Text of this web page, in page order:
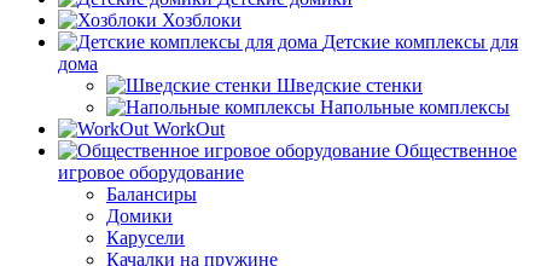
Хозблоки
Детские комплексы для
дома
Шведские стенки
Напольные комплексы
WorkOut
Общественное
игровое оборудование
Балансиры
Домики
Карусели
Качалки на пружине